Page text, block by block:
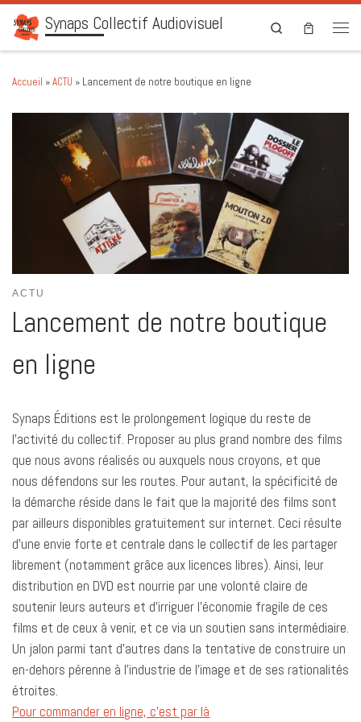
Skip to content
Synaps Collectif Audiovisuel
Search
Accueil »ACTU » Lancement de notre boutique en ligne
ACTU
Lancement de notre boutique
en ligne
Synaps Éditions est le prolongement logique du reste de
l’activité du collectif. Proposer au plus grand nombre des films
que nous avons réalisés ou auxquels nous croyons, et que
nous défendons sur les routes. Pour autant, la spécificité de
la démarche réside dans le fait que la majorité des films sont
par ailleurs disponibles gratuitement sur internet. Ceci résulte
d’une envie forte et centrale dans le collectif de les partager
librement (notamment grâce aux licences libres). Ainsi, leur
distribution en DVD est nourrie par une volonté claire de
soutenir leurs auteurs et d’irriguer l’économie fragile de ces
films et de ceux à venir, et ce via un soutien sans intermédiaire.
Un jalon parmi tant d’autres dans la tentative de construire un
en-dehors pérenne à l’industrie de l’image et de ses rationalités
étroites.
Pour commander en ligne, c’est par là